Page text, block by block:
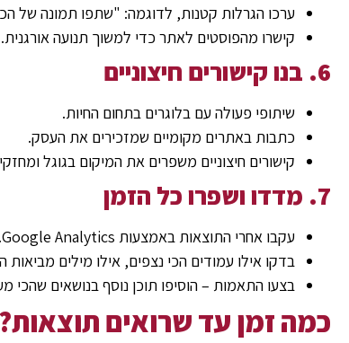
ערכו הגרלות קטנות, לדוגמה: "שתפו תמונה של
קישרו מהפוסטים לאתר כדי למשוך תנועה אורגנית.
6. בנו קישורים חיצוניים
שיתופי פעולה עם בלוגרים בתחום החיות.
כתבות באתרים מקומיים שמזכירים את העסק.
קישורים חיצוניים משפרים את המיקום בגוגל
7. מדדו ושפרו כל הזמן
עקבו אחרי התוצאות באמצעות Google Analytics.
בדקו אילו עמודים הכי נצפים, אילו מילים מביאות
בצעו התאמות – הוסיפו תוכן נוסף בנושאים שהכי
כמה זמן עד שרואים תוצאות?